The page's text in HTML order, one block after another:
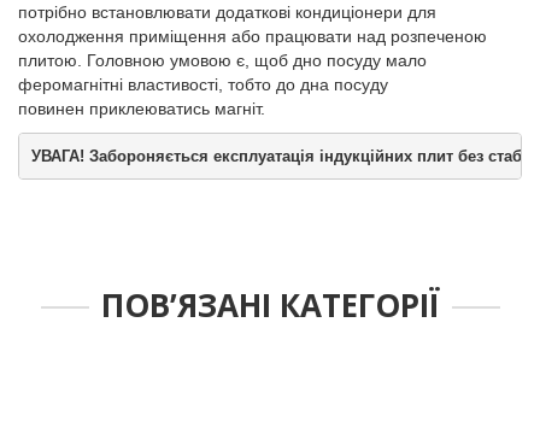
потрібно встановлювати додаткові кондиціонери для
охолодження приміщення або працювати над розпеченою
плитою. Головною умовою є, щоб дно посуду мало
феромагнітні властивості, тобто до дна посуду
повинен приклеюватись магніт.
УВАГА! Забороняється експлуатація індукційних плит без
ПОВ’ЯЗАНІ КАТЕГОРІЇ